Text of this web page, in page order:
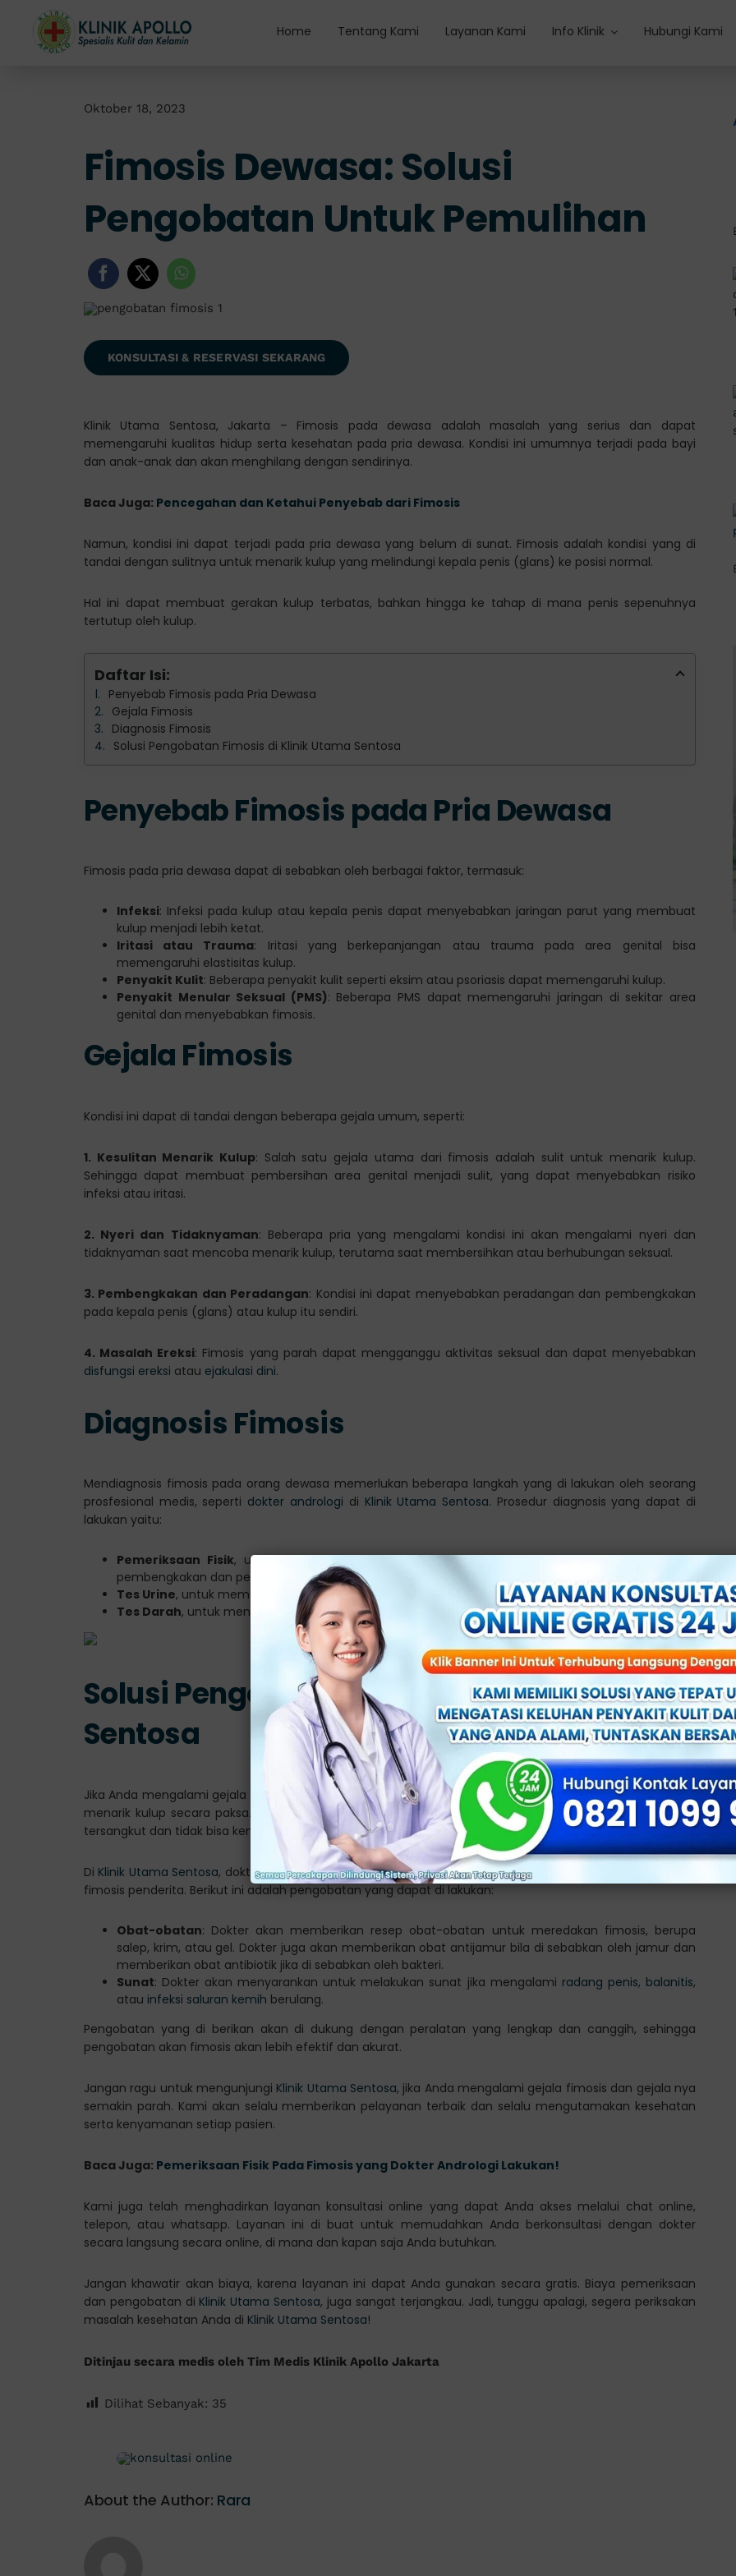
content
Home Tentang Kami Layanan Kami Info Klinik Hubungi Kami
Oktober 18, 2023
Fimosis Dewasa: Solusi
Pengobatan Untuk Pemulihan
KONSULTASI & RESERVASI SEKARANG
Klinik Utama Sentosa, Jakarta – Fimosis pada dewasa adalah masalah yang serius dan dapat
memengaruhi kualitas hidup serta kesehatan pada pria dewasa. Kondisi ini umumnya terjadi pada bayi
dan anak-anak dan akan menghilang dengan sendirinya.
Baca Juga: Pencegahan dan Ketahui Penyebab dari Fimosis
Namun, kondisi ini dapat terjadi pada pria dewasa yang belum di sunat. Fimosis adalah kondisi yang di
tandai dengan sulitnya untuk menarik kulup yang melindungi kepala penis (glans) ke posisi normal.
Hal ini dapat membuat gerakan kulup terbatas, bahkan hingga ke tahap di mana penis sepenuhnya
tertutup oleh kulup.
Daftar Isi:
Penyebab Fimosis pada Pria Dewasa
Gejala Fimosis
Diagnosis Fimosis
Solusi Pengobatan Fimosis di Klinik Utama Sentosa
Penyebab Fimosis pada Pria Dewasa
Fimosis pada pria dewasa dapat di sebabkan oleh berbagai faktor, termasuk:
Infeksi: Infeksi pada kulup atau kepala penis dapat menyebabkan jaringan parut yang membuat
kulup menjadi lebih ketat.
Iritasi atau Trauma: Iritasi yang berkepanjangan atau trauma pada area genital bisa
memengaruhi elastisitas kulup.
Penyakit Kulit: Beberapa penyakit kulit seperti eksim atau psoriasis dapat memengaruhi kulup.
Penyakit Menular Seksual (PMS): Beberapa PMS dapat memengaruhi jaringan di sekitar area
genital dan menyebabkan fimosis.
Gejala Fimosis
Kondisi ini dapat di tandai dengan beberapa gejala umum, seperti:
1. Kesulitan Menarik Kulup: Salah satu gejala utama dari fimosis adalah sulit untuk menarik kulup.
Sehingga dapat membuat pembersihan area genital menjadi sulit, yang dapat menyebabkan risiko
infeksi atau iritasi.
2. Nyeri dan Tidaknyaman: Beberapa pria yang mengalami kondisi ini akan mengalami nyeri dan
tidaknyaman saat mencoba menarik kulup, terutama saat membersihkan atau berhubungan seksual.
3. Pembengkakan dan Peradangan: Kondisi ini dapat menyebabkan peradangan dan pembengkakan
pada kepala penis (glans) atau kulup itu sendiri.
4. Masalah Ereksi: Fimosis yang parah dapat mengganggu aktivitas seksual dan dapat menyebabkan
disfungsi ereksi atau ejakulasi dini.
Diagnosis Fimosis
Mendiagnosis fimosis pada orang dewasa memerlukan beberapa langkah yang di lakukan oleh seorang
prosfesional medis, seperti dokter andrologi di Klinik Utama Sentosa. Prosedur diagnosis yang dapat di
lakukan yaitu:
Pemeriksaan Fisik, untuk melihat tanda-tanda infeksi, kemampuan menarik kulup, dan juga
pembengkakan dan peradangan.
Tes Urine, untuk memeriksa kemungkinan infeksi bakteri atau jamur.
Tes Darah, untuk mendeteksi fimosis yang di sebabkan oleh diabetes.
Solusi Pengobatan Fimosis di Klinik Utama
Sentosa
Jika Anda mengalami gejala seperti kulup yang menutupi kepala penis, sebaiknya jangan mencoba utnuk
menarik kulup secara paksa. Karena hal tersebut dapat memicu infeksi dan iritasi, bahkan kulup dapat
tersangkut dan tidak bisa kembali lagi (parafimosis).
Di Klinik Utama Sentosa, dokter akan memberikan pengobatan sesuai dengan usia dan tingkat keparahan
fimosis penderita. Berikut ini adalah pengobatan yang dapat di lakukan:
Obat-obatan: Dokter akan memberikan resep obat-obatan untuk meredakan fimosis, berupa
salep, krim, atau gel. Dokter juga akan memberikan obat antijamur bila di sebabkan oleh jamur dan
memberikan obat antibiotik jika di sebabkan oleh bakteri.
Sunat: Dokter akan menyarankan untuk melakukan sunat jika mengalami radang penis, balanitis,
atau infeksi saluran kemih berulang.
Pengobatan yang di berikan akan di dukung dengan peralatan yang lengkap dan canggih, sehingga
pengobatan akan fimosis akan lebih efektif dan akurat.
Jangan ragu untuk mengunjungi Klinik Utama Sentosa, jika Anda mengalami gejala fimosis dan gejala nya
semakin parah. Kami akan selalu memberikan pelayanan terbaik dan selalu mengutamakan kesehatan
serta kenyamanan setiap pasien.
Baca Juga: Pemeriksaan Fisik Pada Fimosis yang Dokter Andrologi Lakukan!
Kami juga telah menghadirkan layanan konsultasi online yang dapat Anda akses melalui chat online,
telepon, atau whatsapp. Layanan ini di buat untuk memudahkan Anda berkonsultasi dengan dokter
secara langsung secara online, di mana dan kapan saja Anda butuhkan.
Jangan khawatir akan biaya, karena layanan ini dapat Anda gunakan secara gratis. Biaya pemeriksaan
dan pengobatan di Klinik Utama Sentosa, juga sangat terjangkau. Jadi, tunggu apalagi, segera periksakan
masalah kesehatan Anda di Klinik Utama Sentosa!
Ditinjau secara medis oleh Tim Medis Klinik Apollo Jakarta
Dilihat Sebanyak: 35
About the Author: Rara